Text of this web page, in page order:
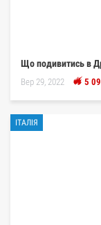
Що подивитись в
Вер 29, 2022 5
ІТАЛІЯ